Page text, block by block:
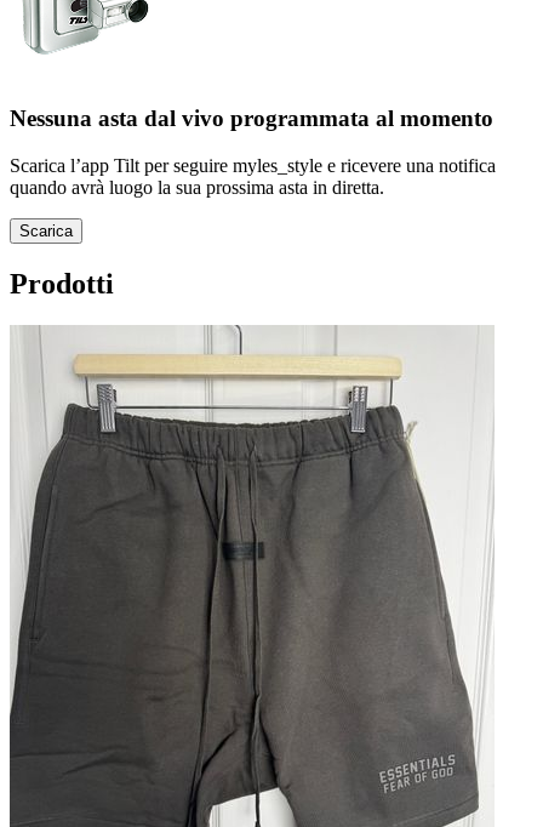
Nessuna asta dal vivo programmata al momento
Scarica l’app Tilt per seguire myles_style e ricevere una notifica
quando avrà luogo la sua prossima asta in diretta.
Scarica
Prodotti